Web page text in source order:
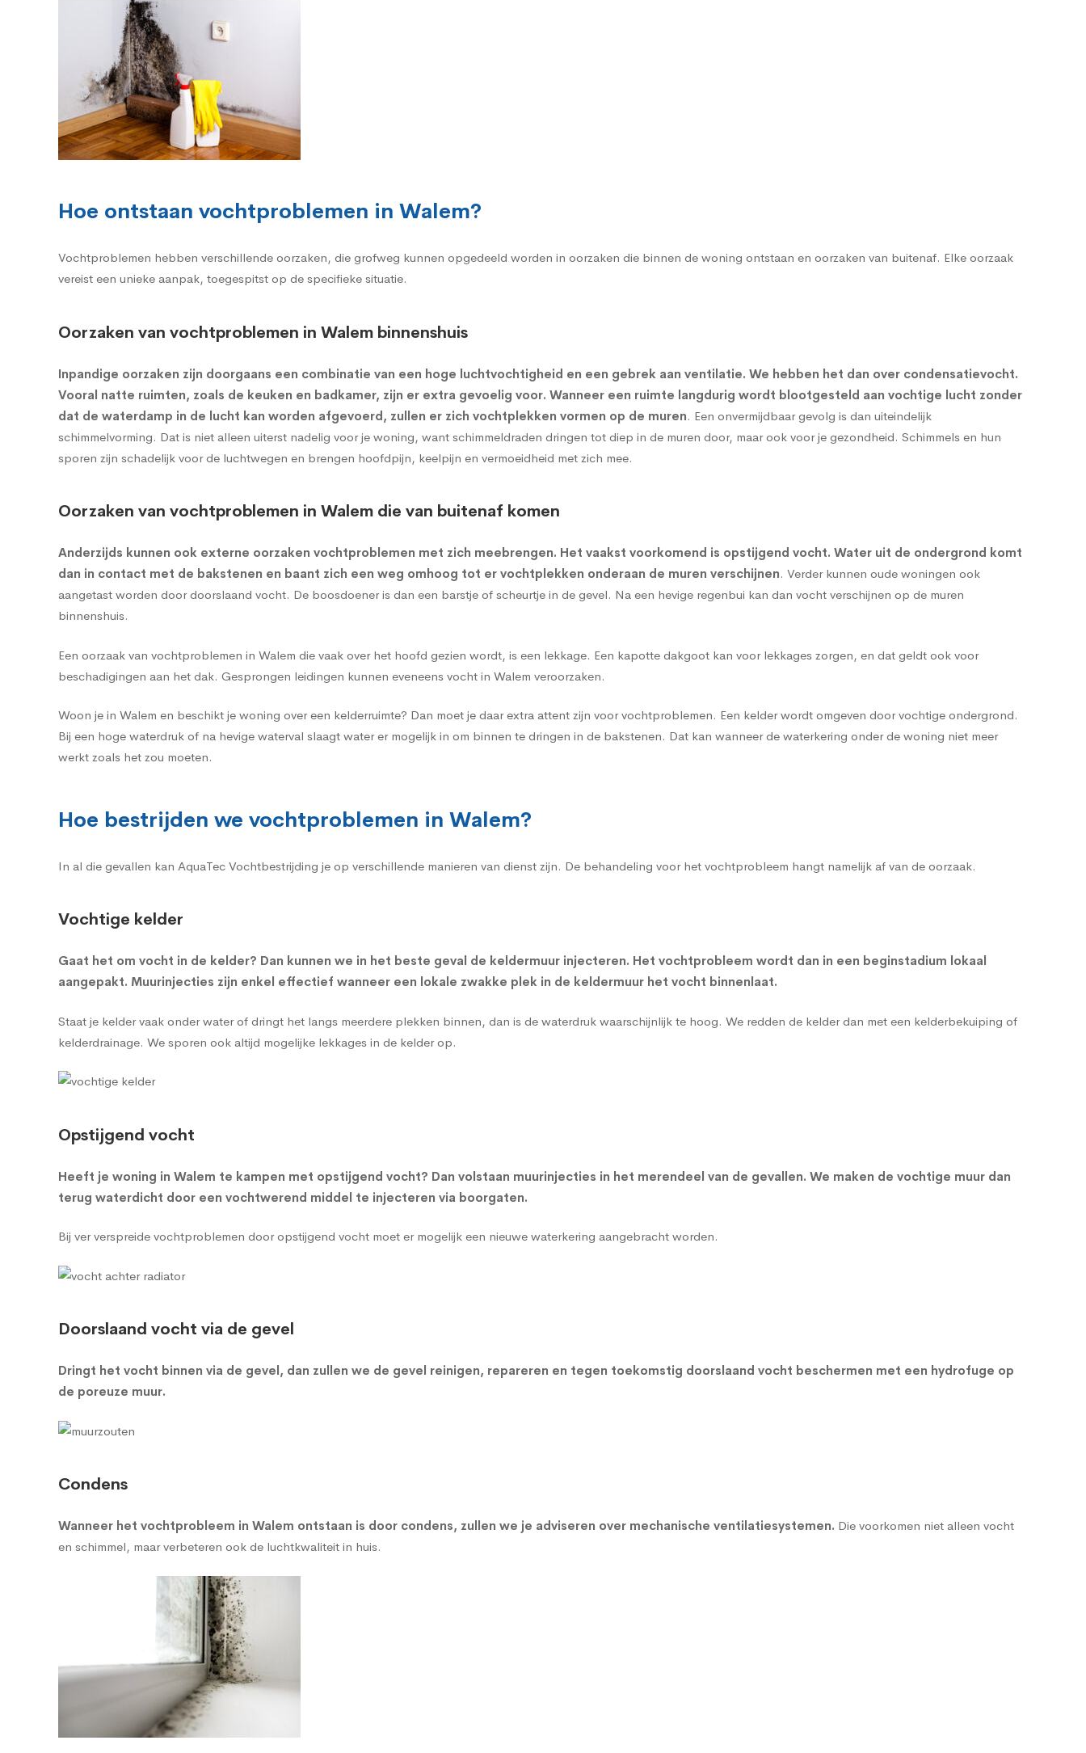
Hoe ontstaan vochtproblemen in Walem?
Vochtproblemen hebben verschillende oorzaken, die grofweg kunnen opgedeeld worden in oorzaken die binnen de woning ontstaan en oorzaken van buitenaf. Elke oorzaak
vereist een unieke aanpak, toegespitst op de specifieke situatie.
Oorzaken van vochtproblemen in Walem binnenshuis
Inpandige oorzaken zijn doorgaans een combinatie van een hoge luchtvochtigheid en een gebrek aan ventilatie. We hebben het dan over condensatievocht.
Vooral natte ruimten, zoals de keuken en badkamer, zijn er extra gevoelig voor. Wanneer een ruimte langdurig wordt blootgesteld aan vochtige lucht zonder
dat de waterdamp in de lucht kan worden afgevoerd, zullen er zich vochtplekken vormen op de muren. Een onvermijdbaar gevolg is dan uiteindelijk
schimmelvorming. Dat is niet alleen uiterst nadelig voor je woning, want schimmeldraden dringen tot diep in de muren door, maar ook voor je gezondheid. Schimmels en hun
sporen zijn schadelijk voor de luchtwegen en brengen hoofdpijn, keelpijn en vermoeidheid met zich mee.
Oorzaken van vochtproblemen in Walem die van buitenaf komen
Anderzijds kunnen ook externe oorzaken vochtproblemen met zich meebrengen. Het vaakst voorkomend is opstijgend vocht. Water uit de ondergrond komt
dan in contact met de bakstenen en baant zich een weg omhoog tot er vochtplekken onderaan de muren verschijnen. Verder kunnen oude woningen ook
aangetast worden door doorslaand vocht. De boosdoener is dan een barstje of scheurtje in de gevel. Na een hevige regenbui kan dan vocht verschijnen op de muren
binnenshuis.
Een oorzaak van vochtproblemen in Walem die vaak over het hoofd gezien wordt, is een lekkage. Een kapotte dakgoot kan voor lekkages zorgen, en dat geldt ook voor
beschadigingen aan het dak. Gesprongen leidingen kunnen eveneens vocht in Walem veroorzaken.
Woon je in Walem en beschikt je woning over een kelderruimte? Dan moet je daar extra attent zijn voor vochtproblemen. Een kelder wordt omgeven door vochtige ondergrond.
Bij een hoge waterdruk of na hevige waterval slaagt water er mogelijk in om binnen te dringen in de bakstenen. Dat kan wanneer de waterkering onder de woning niet meer
werkt zoals het zou moeten.
Hoe bestrijden we vochtproblemen in Walem?
In al die gevallen kan AquaTec Vochtbestrijding je op verschillende manieren van dienst zijn. De behandeling voor het vochtprobleem hangt namelijk af van de oorzaak.
Vochtige kelder
Gaat het om vocht in de kelder? Dan kunnen we in het beste geval de keldermuur injecteren. Het vochtprobleem wordt dan in een beginstadium lokaal
aangepakt. Muurinjecties zijn enkel effectief wanneer een lokale zwakke plek in de keldermuur het vocht binnenlaat.
Staat je kelder vaak onder water of dringt het langs meerdere plekken binnen, dan is de waterdruk waarschijnlijk te hoog. We redden de kelder dan met een kelderbekuiping of
kelderdrainage. We sporen ook altijd mogelijke lekkages in de kelder op.
Opstijgend vocht
Heeft je woning in Walem te kampen met opstijgend vocht? Dan volstaan muurinjecties in het merendeel van de gevallen. We maken de vochtige muur dan
terug waterdicht door een vochtwerend middel te injecteren via boorgaten.
Bij ver verspreide vochtproblemen door opstijgend vocht moet er mogelijk een nieuwe waterkering aangebracht worden.
Doorslaand vocht via de gevel
Dringt het vocht binnen via de gevel, dan zullen we de gevel reinigen, repareren en tegen toekomstig doorslaand vocht beschermen met een hydrofuge op
de poreuze muur.
Condens
Wanneer het vochtprobleem in Walem ontstaan is door condens, zullen we je adviseren over mechanische ventilatiesystemen. Die voorkomen niet alleen vocht
en schimmel, maar verbeteren ook de luchtkwaliteit in huis.